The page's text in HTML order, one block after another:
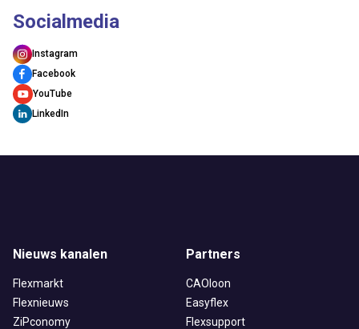
Socialmedia
Instagram
Facebook
YouTube
LinkedIn
Nieuws kanalen
Flexmarkt
Flexnieuws
ZiPconomy
Partners
CAOloon
Easyflex
Flexsupport